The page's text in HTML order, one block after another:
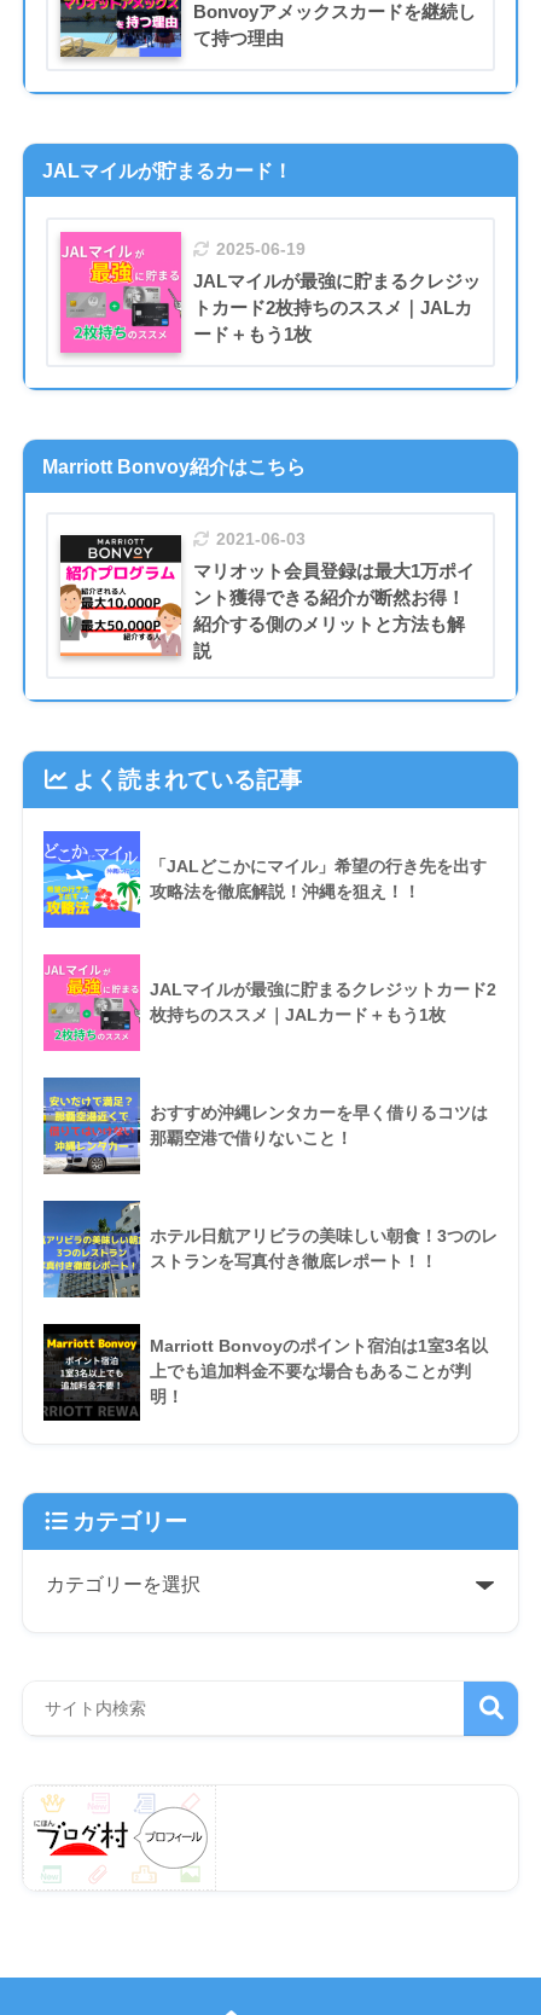
Bonvoyアメックスカードを継続し
て持つ理由
JALマイルが貯まるカード！
2025-06-19
JALマイルが最強に貯まるクレジッ
トカード2枚持ちのススメ｜JALカ
ード＋もう1枚
Marriott Bonvoy紹介はこちら
2021-06-03
マリオット会員登録は最大1万ポイ
ント獲得できる紹介が断然お得！
紹介する側のメリットと方法も解
説
よく読まれている記事
「JALどこかにマイル」希望の行き先を出す
攻略法を徹底解説！沖縄を狙え！！
JALマイルが最強に貯まるクレジットカード2
枚持ちのススメ｜JALカード＋もう1枚
おすすめ沖縄レンタカーを早く借りるコツは
那覇空港で借りないこと！
ホテル日航アリビラの美味しい朝食！3つのレ
ストランを写真付き徹底レポート！！
Marriott Bonvoyのポイント宿泊は1室3名以
上でも追加料金不要な場合もあることが判
明！
カテゴリー